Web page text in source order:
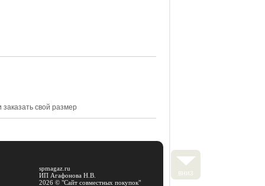
вниз
свой размер
spmagaz.ru
ИП Агафонова Н.В.
2026 © "Сайт совместных покупок"